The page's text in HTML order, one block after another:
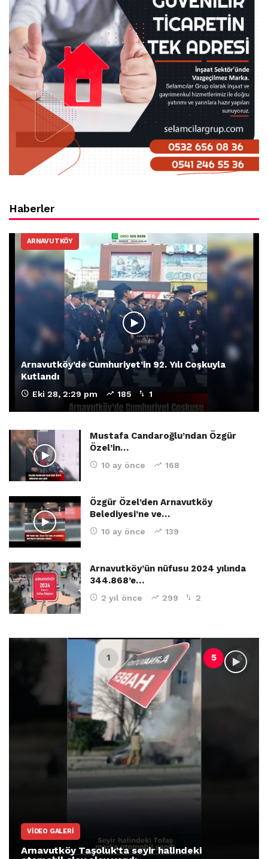
Haberler
ARNAVUTKÖY
Arnavutköy’de Cumhuriyet’in 92. Yılı Coşkuyla
Kutlandı
Eki 28, 2:29 pm 185 1
Mustafa Candaroğlu’ndan Özgür
Özel’in…
10 ay önce 168
Özgür Özel’den Arnavutköy
Belediyesi’ne ve…
10 ay önce 139
Arnavutköy’ün nüfusu 2024 yılında
344.868’e…
2 yıl önce 299 2
VIDEO GALERI
Arnavutköy Taşoluk’ta seyir halindeki